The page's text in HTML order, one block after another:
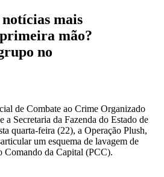
mais
mão?
no
de Combate ao Crime Organizado
e a Secretaria da Fazenda do Estado de
quarta-feira (22), a Operação Plush,
um esquema de lavagem de
Comando da Capital (PCC).